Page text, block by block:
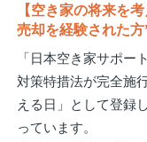
【空き家の将来を
売却を経験された
「日本空き家サポー
対策特措法が完全施
える日」として登録
っています。